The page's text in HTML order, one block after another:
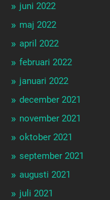
juni 2022
maj 2022
april 2022
februari 2022
januari 2022
december 2021
november 2021
oktober 2021
september 2021
augusti 2021
juli 2021